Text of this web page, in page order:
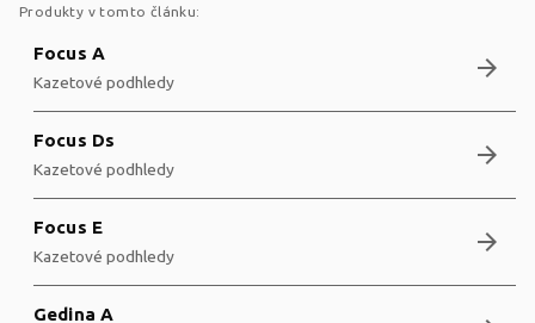
Produkty v tomto článku:
Focus A
Kazetové podhledy arrow_forward
Focus Ds
Kazetové podhledy arrow_forward
Focus E
Kazetové podhledy arrow_forward
Gedina A